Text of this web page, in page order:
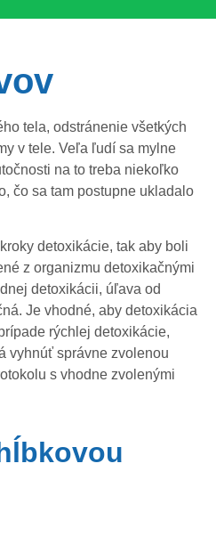
tela, odstránenie všetkých
v tele. Veľa ľudí sa mylne
na to treba niekoľko
čo sa tam postupne ukladalo
detoxikácie, tak aby boli
z organizmu detoxikačnými
detoxikácii, úľava od
Je vhodné, aby detoxikácia
rýchlej detoxikácie,
vyhnúť správne zvolenou
s vhodne zvolenými